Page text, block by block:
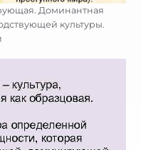
Доминантная
культуры.